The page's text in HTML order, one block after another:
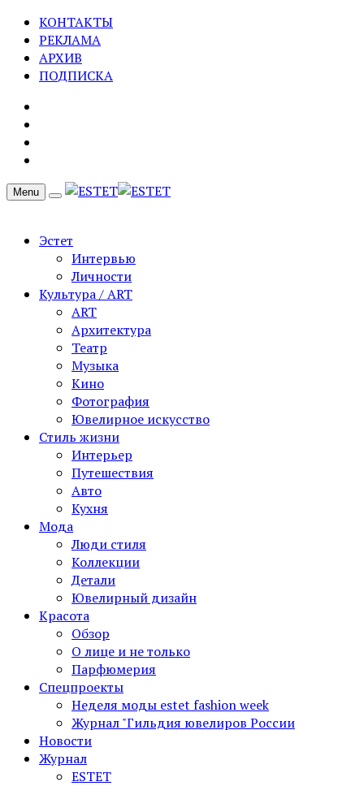
КОНТАКТЫ
РЕКЛАМА
АРХИВ
ПОДПИСКА
Menu
Эстет
Интервью
Личности
Культура / ART
ART
Архитектура
Театр
Музыка
Кино
Фотография
Ювелирное искусство
Стиль жизни
Интерьер
Путешествия
Авто
Кухня
Мода
Люди стиля
Коллекции
Детали
Ювелирный дизайн
Красота
Обзор
О лице и не только
Парфюмерия
Спецпроекты
Неделя моды estet fashion week
Журнал "Гильдия ювелиров России
Новости
Журнал
ESTET